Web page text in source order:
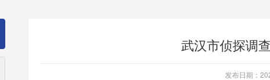
武汉市侦探调
发布日期：